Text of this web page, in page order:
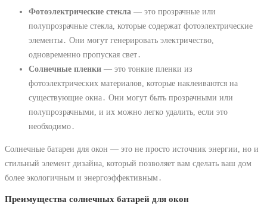
Фотоэлектрические стекла ― это прозрачные или
полупрозрачные стекла, которые содержат фотоэлектрические
элементы․ Они могут генерировать электричество,
одновременно пропуская свет․
Солнечные пленки ― это тонкие пленки из
фотоэлектрических материалов, которые наклеиваются на
существующие окна․ Они могут быть прозрачными или
полупрозрачными, и их можно легко удалить, если это
необходимо․
Солнечные батареи для окон ― это не просто источник энергии, но и
стильный элемент дизайна, который позволяет вам сделать ваш дом
более экологичным и энергоэффективным․
Преимущества солнечных батарей для окон